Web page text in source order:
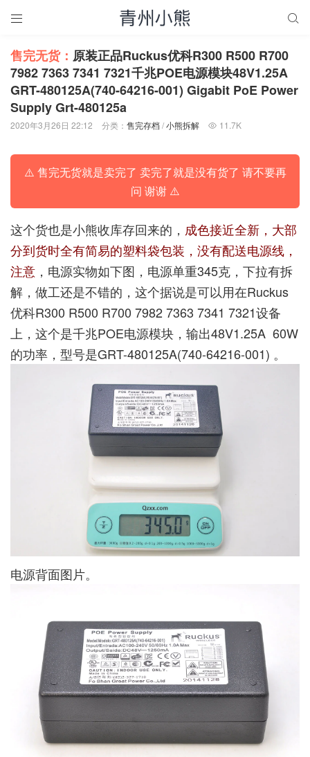
 
售完无货： 原装正品Ruckus优科R300 R500 R700
7982 7363 7341 7321千兆POE电源模块48V1.25A
GRT-480125A(740-64216-001) Gigabit PoE Power
Supply Grt-480125a
2020年3月26日 22:12 分类： 售完存档/小熊拆解  11.7K
⚠️ 售完无货就是卖完了 卖完了就是没有货了 请不要再
问 谢谢 ⚠️
这个货也是小熊收库存回来的， 成色接近全新，大部
分到货时全有简易的塑料袋包装，没有配送电源线，
注意 ，电源实物如下图，电源单重345克，下拉有拆
解，做工还是不错的，这个据说是可以用在Ruckus
优科R300 R500 R700 7982 7363 7341 7321设备
上，这个是千兆POE电源模块，输出48V1.25A 60W
的功率，型号是GRT-480125A(740-64216-001) 。
电源背面图片。